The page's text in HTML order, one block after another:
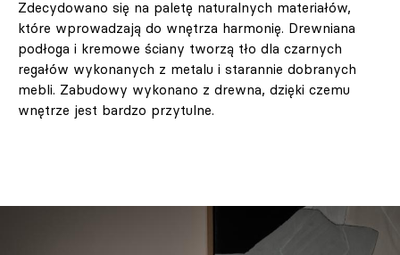
Zdecydowano się na paletę naturalnych materiałów,
które wprowadzają do wnętrza harmonię. Drewniana
podłoga i kremowe ściany tworzą tło dla czarnych
regałów wykonanych z metalu i starannie dobranych
mebli. Zabudowy wykonano z drewna, dzięki czemu
wnętrze jest bardzo przytulne.